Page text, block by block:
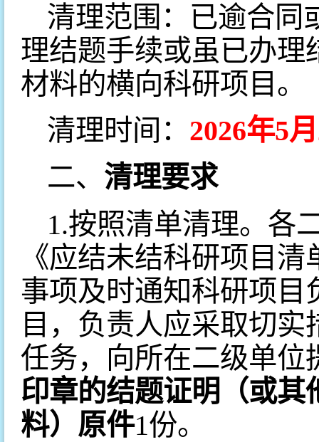
清理范围：已逾合同
理结题手续或虽已办理
材料的横向科研项目。
清理时间： 2026年5
二、 清理要求
1.按照清单清理。各
《应结未结科研项目
事项及时通知科研项
目，负责人应采取切
任务，向所在二级单位
印章的结题证明（或
料）原件1份。